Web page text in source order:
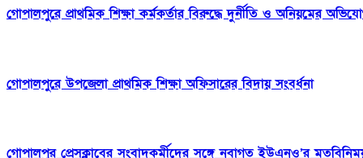
গোপালপুরে প্রাথমিক শিক্ষা কর্মকর্তার বিরুদ্ধে দুর্নীতি ও অনিয়মের
গোপালপুরে উপজেলা প্রাথমিক শিক্ষা অফিসারের বিদায় সংবর্ধনা
গোপালপুর প্রেসক্লাবের সংবাদকর্মীদের সঙ্গে নবাগত ইউএনও’র